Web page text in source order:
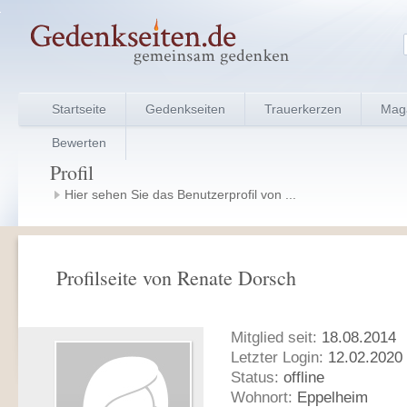
Startseite Gedenkseiten Trauerkerzen
Bewerten
Profil
Hier sehen Sie das Benutzerprofil von ...
Profilseite von Renate Dorsch
Mitglied seit: 18.08.2014
Letzter Login:
Status: offline
Wohnort: Eppelheim